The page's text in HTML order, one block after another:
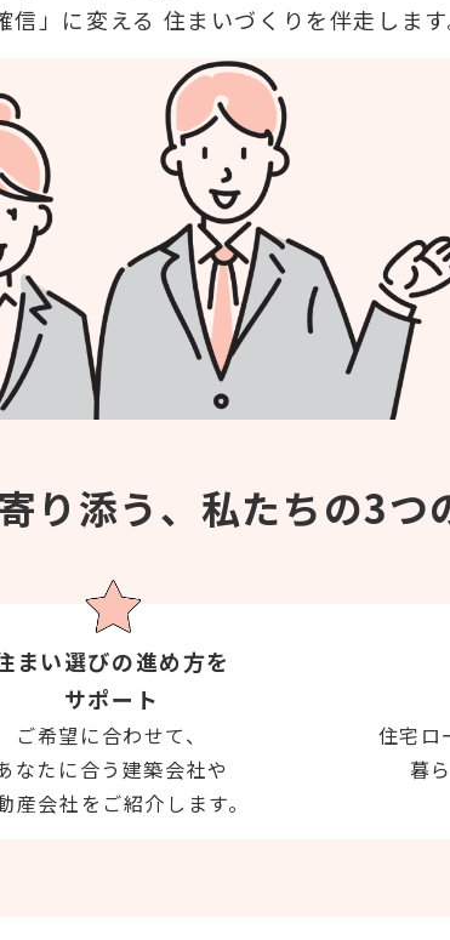
信」に変える 住まいづくりを伴走します
り添う、 私たちの3つ
まい選びの進め方を
サポート
ご希望に合わせて、
なたに合う建築会社や
産会社をご紹介します。
住宅ロ
暮